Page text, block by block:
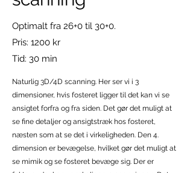
Optimalt fra 26+0 til 30+0.
Pris: 1200 kr
Tid: 30 min
Naturlig 3D/4D scanning. Her ser vi i 3
dimensioner, hvis fosteret ligger til det kan vi se
ansigtet forfra og fra siden. Det gør det muligt at
se fine detaljer og ansigtstræk hos fosteret,
næsten som at se det i virkeligheden. Den 4.
dimension er bevægelse, hvilket gør det muligt at
se mimik og se fosteret bevæge sig. Der er